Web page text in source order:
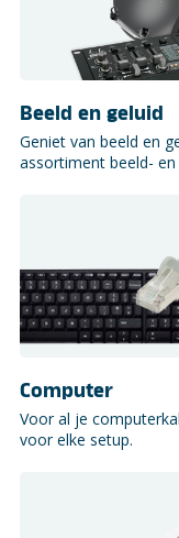
Beeld en geluid
Geniet van beeld en
assortiment beeld-
Computer
Voor al je
voor elke setup.